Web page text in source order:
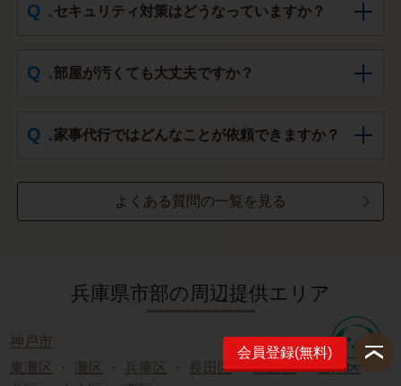
セキュリティ対策はどうなっていますか？
部屋が汚くても大丈夫ですか？
家事代行ではどんなことが依頼できますか？
よくある質問の一覧を見る
兵庫県市部の周辺提供エリア
神戸市
東灘区
・ 灘区 ・ 兵庫区 ・ 長田区・須磨区・垂水区・
会員登録(無料)